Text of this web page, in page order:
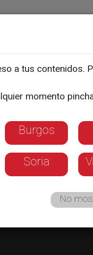
Burgos
a tus
momento
Burgos
Soria
No